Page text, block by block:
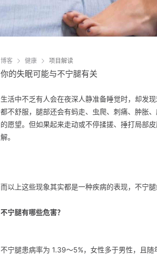
博客 健康 项目解读
你的失眠可能与不宁腿有关
生活中不乏有人会在夜深人静准备睡觉时，却发
都不舒服，腿部还会有蚂走、虫爬、刺痛、肿胀
的愿望。但如果起来走动或不停揉搓、捶打局部
解。
而以上这些现象其实都是一种疾病的表现，不宁腿
不宁腿有哪些危害？
不宁腿患病率为 1.39～5%，女性多于男性，且